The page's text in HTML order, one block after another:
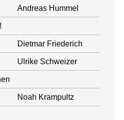
Andreas Hummel
Dietmar Friederich
Ulrike Schweizer
Noah Krampultz